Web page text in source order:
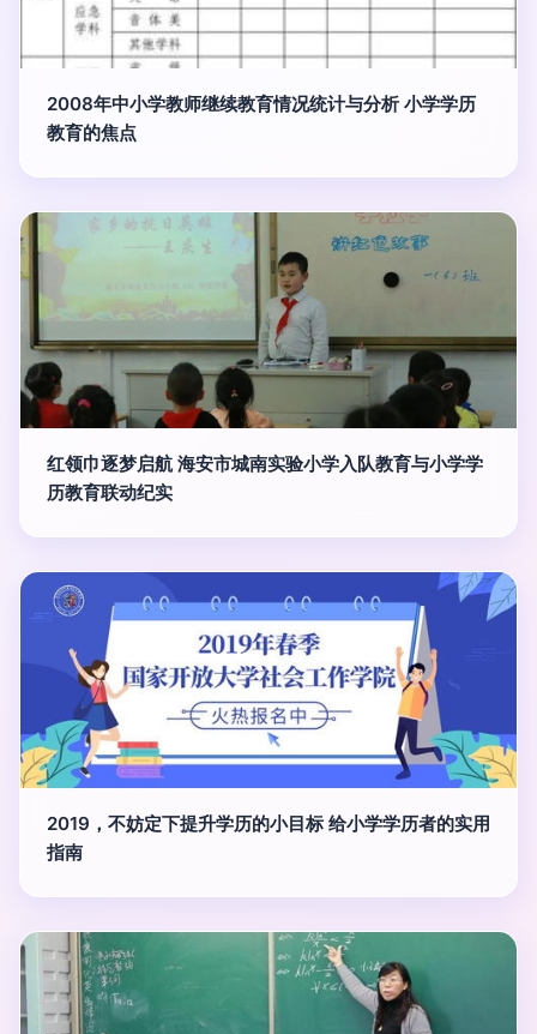
2008年中小学教师继续教育情况统计与分析 小学学历
教育的焦点
红领巾逐梦启航 海安市城南实验小学入队教育与小学学
历教育联动纪实
2019，不妨定下提升学历的小目标 给小学学历者的实用
指南